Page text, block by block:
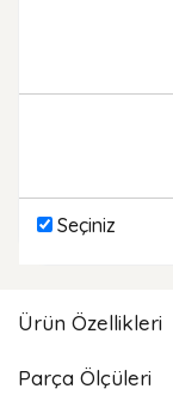
Seçiniz
Ürün Özellikleri
Parça Ölçüleri